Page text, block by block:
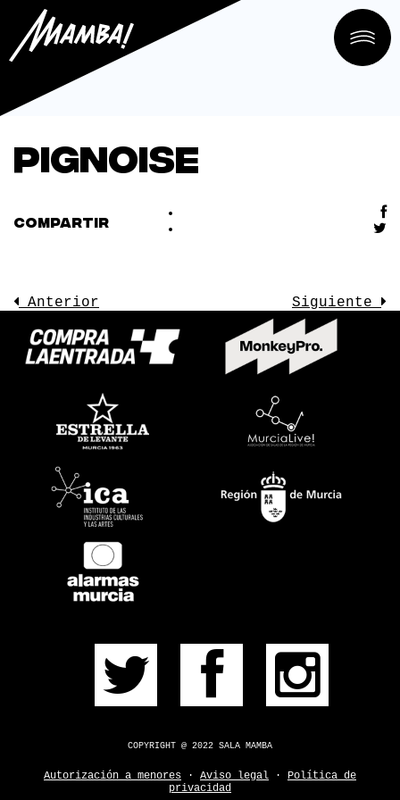
LA SALA
EVENTOS
PRÓXIMOS
CONSÍGUELA
PULSERA
¿DUDAS?
Pignoise
COMPARTIR
Anterior Siguiente
COPYRIGHT @ 2022 SALA MAMBA
Autorización a menores · Aviso legal · Política de
privacidad